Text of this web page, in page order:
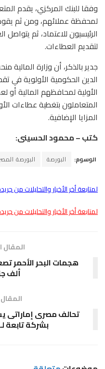
وفقا للبنك المركزي، يقدم
لمحفظة عملائهم، ومن ثم
الرئيسيون للاعتماد، ثم
لتقديم العطاءات.
جدير بالذكر، أن وزارة المالية
الدين الحكومية الأولوية في
الأولية لمحافظهم المالية أو
المتعاملون بتغطية عطاءات
المزايا الإضافية.
كتب – محمود الحسينى:
الوسوم: البورصة البورصة
لمتابعة أخر الأخبار والتحليلات من
لمتابعة أخر الأخبار والتحليلات من
المقال
هجمات البحر الأحمر
ألف
المقال
تحالف مصرى إماراتى
بشركة تابعة